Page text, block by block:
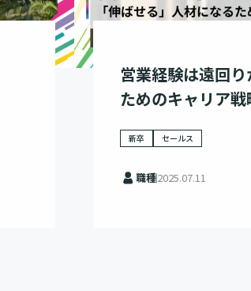
営業経験は遠回
ためのキャリア戦
新卒 セールス
職種2025.07.11